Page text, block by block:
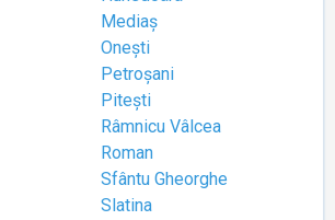
Mediaș
Onești
Petroșani
Pitești
Râmnicu Vâlcea
Roman
Sfântu Gheorghe
Slatina